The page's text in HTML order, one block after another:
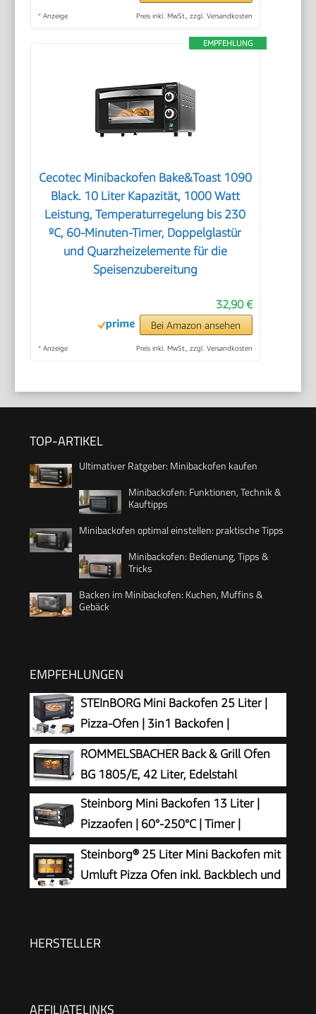
* Anzeige Preis inkl. MwSt., zzgl. Versandkosten
EMPFEHLUNG
Cecotec Minibackofen Bake&Toast 1090
Black. 10 Liter Kapazität, 1000 Watt
Leistung, Temperaturregelung bis 230
ºC, 60-Minuten-Timer, Doppelglastür
und Quarzheizelemente für die
Speisenzubereitung
32,90 €
Bei Amazon ansehen
* Anzeige Preis inkl. MwSt., zzgl. Versandkosten
TOP-ARTIKEL
Ultimativer Ratgeber: Minibackofen kaufen
Minibackofen: Funktionen, Technik &
Kauftipps
Minibackofen optimal einstellen: praktische Tipps
Minibackofen: Bedienung, Tipps &
Tricks
Backen im Minibackofen: Kuchen, Muffins &
Gebäck
EMPFEHLUNGEN
STEInBORG Mini Backofen 25 Liter |
Pizza-Ofen | 3in1 Backofen |
Minibackofen | Miniofen | Krümelblech
| Ober-/Unterhitze | Konvektion | 60 minTimer |
1.600 Watt
ROMMELSBACHER Back & Grill Ofen
BG 1805/E, 42 Liter, Edelstahl
Steinborg Mini Backofen 13 Liter |
Pizzaofen | 60°-250°C | Timer |
aufklappbares Krümelblech |
Minibackofen | Backofen | Kleiner Backofen | 900
Watt
Steinborg® 25 Liter Mini Backofen mit
Umluft Pizza Ofen inkl. Backblech und
HERSTELLER
AFFILIATELINKS